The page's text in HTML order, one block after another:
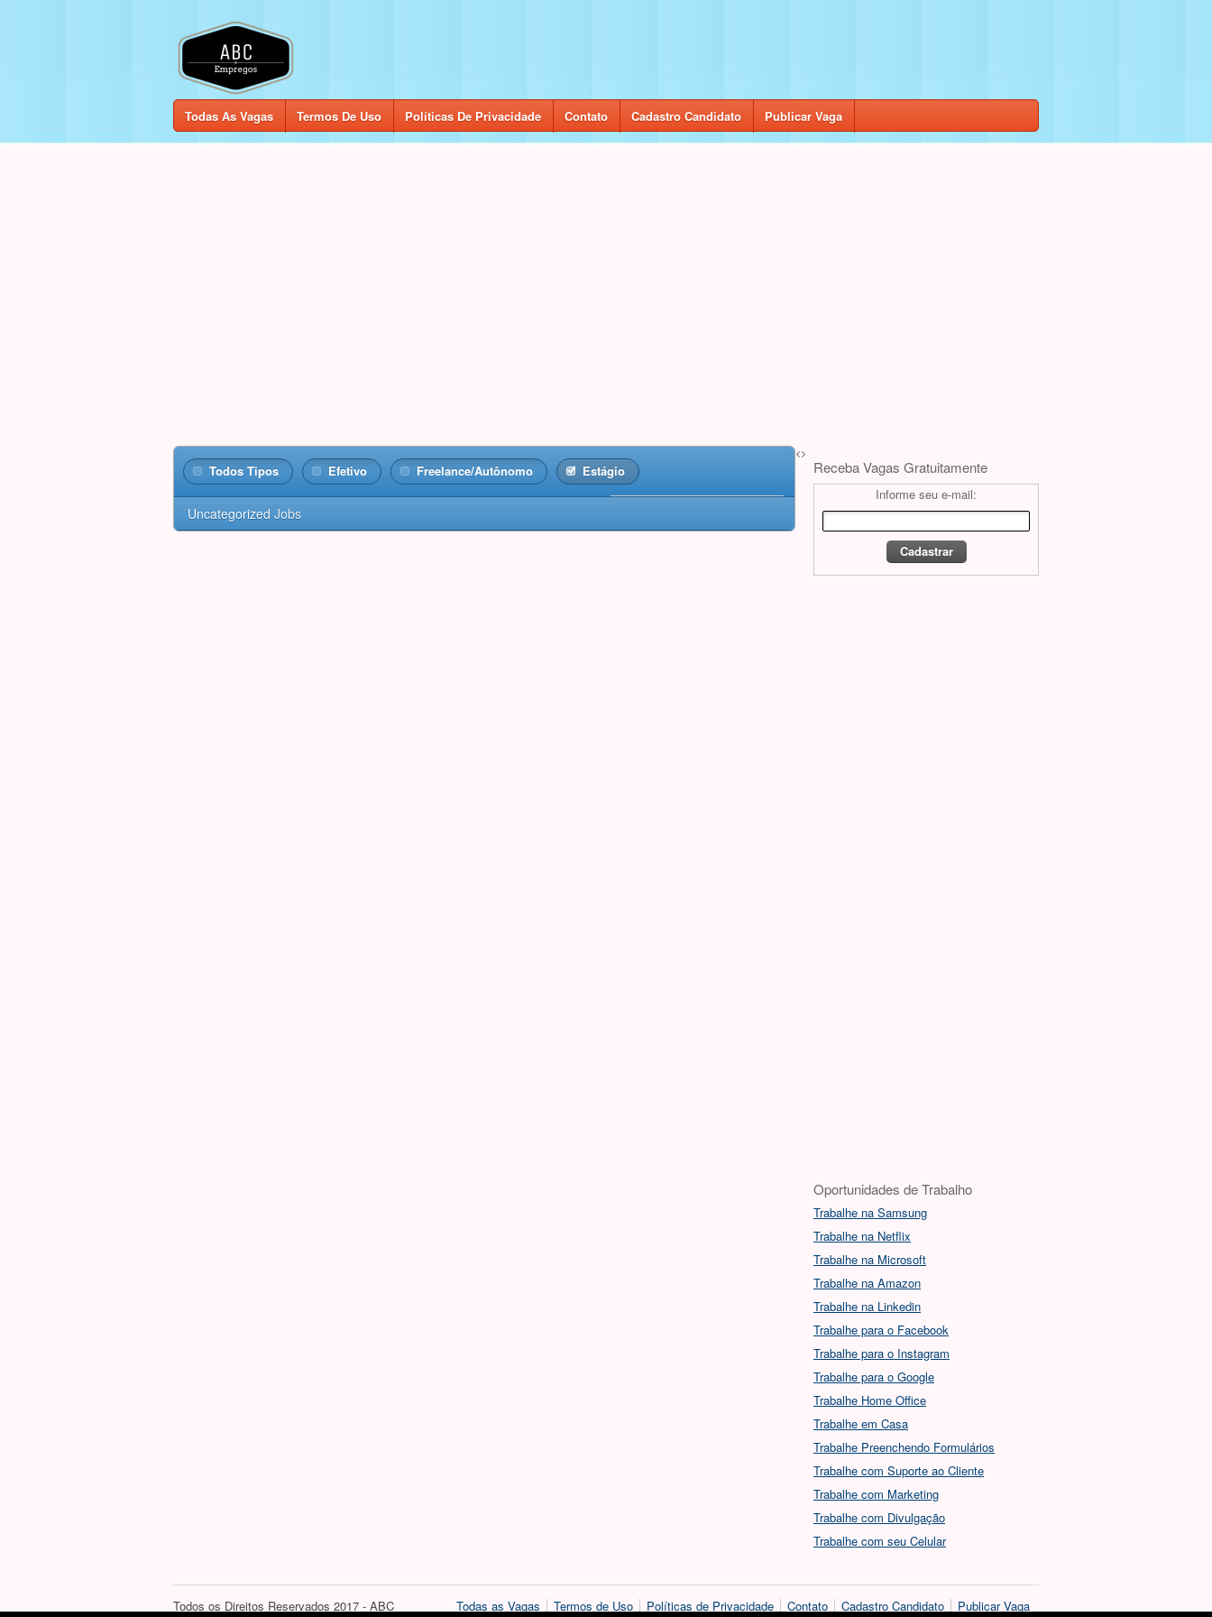
Todas As Vagas Termos De Uso Políticas De Privacidade Contato Cadastro Candidato Publicar Vaga
<>
Todos Tipos Efetivo Freelance/Autônomo Estágio
Uncategorized Jobs
Receba Vagas Gratuitamente
Informe seu e-mail:
Oportunidades de Trabalho
Trabalhe na Samsung
Trabalhe na Netflix
Trabalhe na Microsoft
Trabalhe na Amazon
Trabalhe na Linkedin
Trabalhe para o Facebook
Trabalhe para o Instagram
Trabalhe para o Google
Trabalhe Home Office
Trabalhe em Casa
Trabalhe Preenchendo Formulários
Trabalhe com Suporte ao Cliente
Trabalhe com Marketing
Trabalhe com Divulgação
Trabalhe com seu Celular
Todas as Vagas Termos de Uso Políticas de Privacidade Contato Cadastro Candidato Publicar Vaga
Todos os Direitos Reservados 2017 - ABC